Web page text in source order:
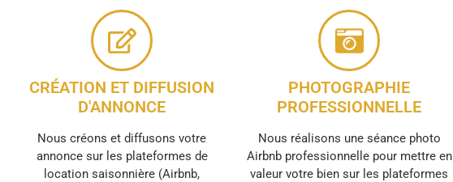
CRÉATION ET DIFFUSION
D'ANNONCE
Nous créons et diffusons votre
annonce sur les plateformes de
location saisonnière (Airbnb,
PHOTOGRAPHIE
PROFESSIONNELLE
Nous réalisons une séance photo
Airbnb professionnelle pour mettre en
valeur votre bien sur les plateformes